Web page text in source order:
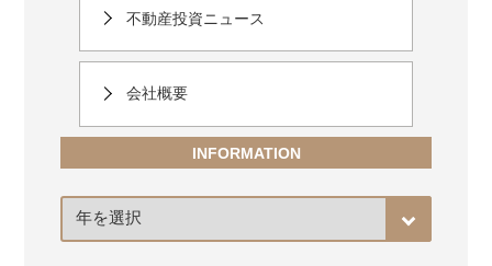
不動産投資ニュース
会社概要
INFORMATION
ア
カ